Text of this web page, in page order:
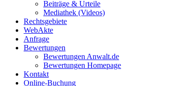
Beiträge & Urteile
Mediathek (Videos)
Rechtsgebiete
WebAkte
Anfrage
Bewertungen
Bewertungen Anwalt.de
Bewertungen Homepage
Kontakt
Online-Buchung